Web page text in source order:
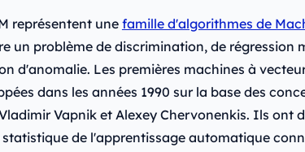
représentent une famille d'algorithmes de
un problème de discrimination, de régression
d'anomalie. Les premières machines à
dans les années 1990 sur la base des
Vapnik et Alexey Chervonenkis. Ils ont
de l'apprentissage automatique